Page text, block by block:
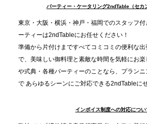
TBS「Nスタ」で、2ndTable「
2025.11.21
プレスリリースのご案内｜忘年会は“
分”の時代へ。法人注文が前年比5倍
オードブル」が提案する、新しい乾
パーティー・ケータリング2ndTable（セカ
東京・大阪・横浜・神戸・福岡でのスタッフ
ーティーは2ndTableにお任せください！
準備から片付けまですべてコミコミの便利な
で、美味しい御料理と素敵な時間を気軽にお
や式典・各種パーティーのことなら、プランニ
で あらゆるシーンにご対応できる2ndTableに
インボイス制度への対応につい